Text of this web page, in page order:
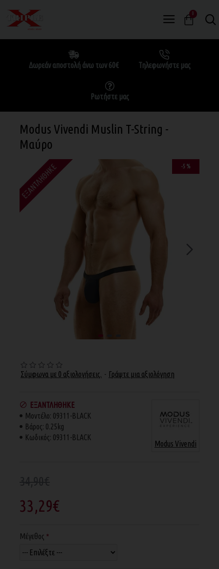
0
Δωρεάν αποστολή άνω των 60€ Τηλεφωνήστε μας
Ρωτήστε μας
Modus Vivendi Muslin T-String -
Μαύρο
-5 %
ΕΞΑΝΤΛΉΘΗΚΕ
Σύμφωνα με 0 αξιολογήσεις. - Γράψτε μια αξιολόγηση
33,29€
ΕΞΑΝΤΛΉΘΗΚΕ
Μοντέλο: 09311-BLACK
Βάρος: 0.25kg
Κωδικός: 09311-BLACK
Modus Vivendi
Μέγεθος